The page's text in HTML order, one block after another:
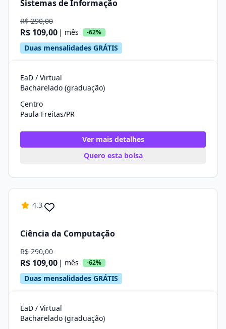
Sistemas de Informação
R$ 290,00
R$ 109,00 | mês -62%
Duas mensalidades GRÁTIS
EaD / Virtual
Bacharelado (graduação)
Centro
Paula Freitas/PR
Ver mais detalhes
Quero esta bolsa
4.3
Ciência da Computação
R$ 290,00
R$ 109,00 | mês -62%
Duas mensalidades GRÁTIS
EaD / Virtual
Bacharelado (graduação)